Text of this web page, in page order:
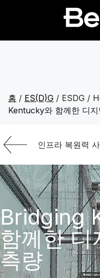
홈 / ES(D)G / ESDG /
Kentucky와 함께한 디
인프라 복원력
Bridging
함께한 디
측량